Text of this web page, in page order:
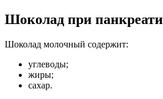
Шоколад при
Шоколад молочный содержит:
углеводы;
жиры;
сахар.